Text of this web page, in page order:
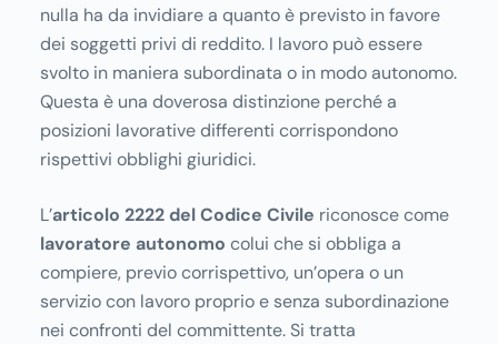
nulla ha da invidiare a quanto è previsto in favore
dei soggetti privi di reddito. I lavoro può essere
svolto in maniera subordinata o in modo autonomo.
Questa è una doverosa distinzione perché a
posizioni lavorative differenti corrispondono
rispettivi obblighi giuridici.
L’articolo 2222 del Codice Civile riconosce come
lavoratore autonomo colui che si obbliga a
compiere, previo corrispettivo, un’opera o un
servizio con lavoro proprio e senza subordinazione
nei confronti del committente. Si tratta